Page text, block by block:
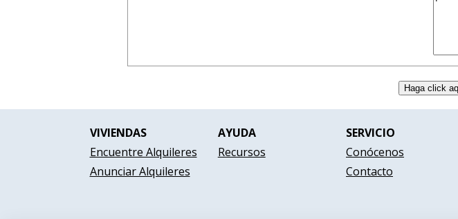
VIVIENDAS
Encuentre Alquileres
Anunciar Alquileres
AYUDA
Recursos
SERVICIO
Conócenos
Contacto